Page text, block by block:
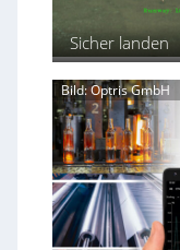
e
n
n
i
h
t
a
u
t
o
m
a
t
Sicher landen
Bild: Optris GmbH